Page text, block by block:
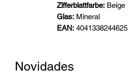
Zifferblattfarbe: Beige
Glas: Mineral
EAN: 4041338244625
Novidades